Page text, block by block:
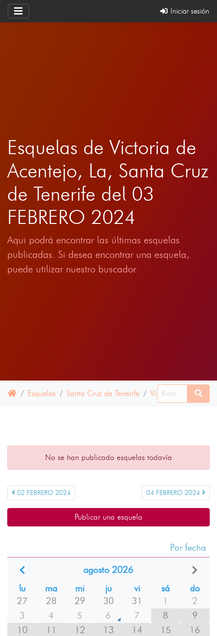
Iniciar sesión
Esquelas de Victoria de
Acentejo, La, Santa Cruz
de Tenerife del 03
FEBRERO 2024
Aqui podrá encontrar las últimas esquelas
publicadas. Si desea encontrar una esquela,
puede utilizar nuestro buscador
Esquelas Santa Cruz de Tenerife Victoria de
No se han publicado esquelas todavía
02 FEBRERO 2024 04 FEBRERO 2024
Publicar una esquela
Por fecha
agosto 2026
lu
ma mi ju vi sá
do
27
28 29 30 31 1
2
3
4 5 6 7 8
9
10
11 12 13 14 15
16